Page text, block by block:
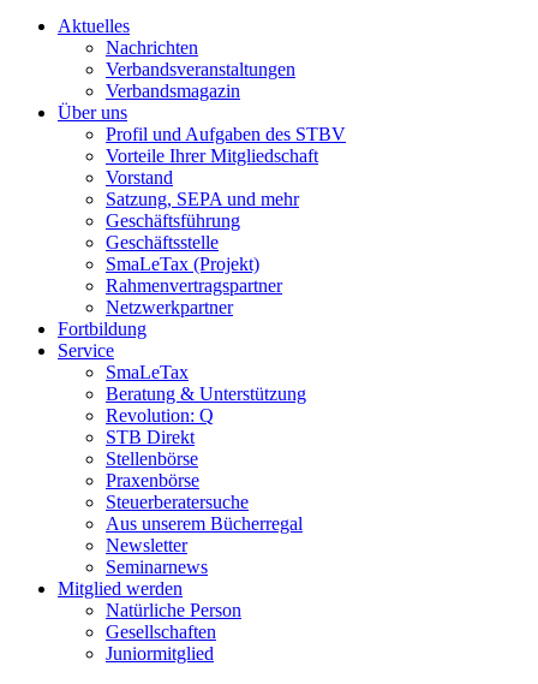
Aktuelles
Nachrichten
Verbandsveranstaltungen
Verbandsmagazin
Über uns
Profil und Aufgaben des STBV
Vorteile Ihrer Mitgliedschaft
Vorstand
Satzung, SEPA und mehr
Geschäftsführung
Geschäftsstelle
SmaLeTax (Projekt)
Rahmenvertragspartner
Netzwerkpartner
Fortbildung
Service
SmaLeTax
Beratung & Unterstützung
Revolution: Q
STB Direkt
Stellenbörse
Praxenbörse
Steuerberatersuche
Aus unserem Bücherregal
Newsletter
Seminarnews
Mitglied werden
Natürliche Person
Gesellschaften
Juniormitglied